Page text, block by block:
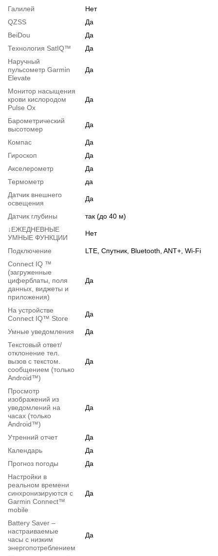
Галилей
Нет
QZSS
Да
BeiDou
Да
Технология SatIQ™
Да
Наручный
пульсометр Garmin
Elevate
Да
Монитор насыщения
крови кислородом
Pulse Ox
Да
Барометрический
высотомер
Да
Компас
Да
Гироскоп
Да
Акселерометр
Да
Термометр
да
Датчик внешнего
освещения
Да
Датчик глубины
так (до 40 м)
↓ЕЖЕДНЕВНЫЕ
УМНЫЕ ФУНКЦИИ
Нет
Подключение
LTE, Спутник, Bluetooth, ANT+, Wi-Fi
Connect IQ ™
(загруженные
циферблаты, поля
данных, виджеты и
приложения)
Да
На устройстве
Connect IQ™ Store
Да
Умные уведомления
Да
Текстовый ответ/
отклонение тел.
вызов с текстом.
сообщением (только
Android™)
Да
Просмотр
изображений из
уведомлений на
часах (только
Android™)
Да
Утренний отчет
Да
Календарь
Да
Прогноз погоды
Да
Настройки в
реальном времени
синхронизируются с
Garmin Connect™
mobile
Да
Battery Saver –
настраиваемые
часы с низким
энергопотреблением
Да